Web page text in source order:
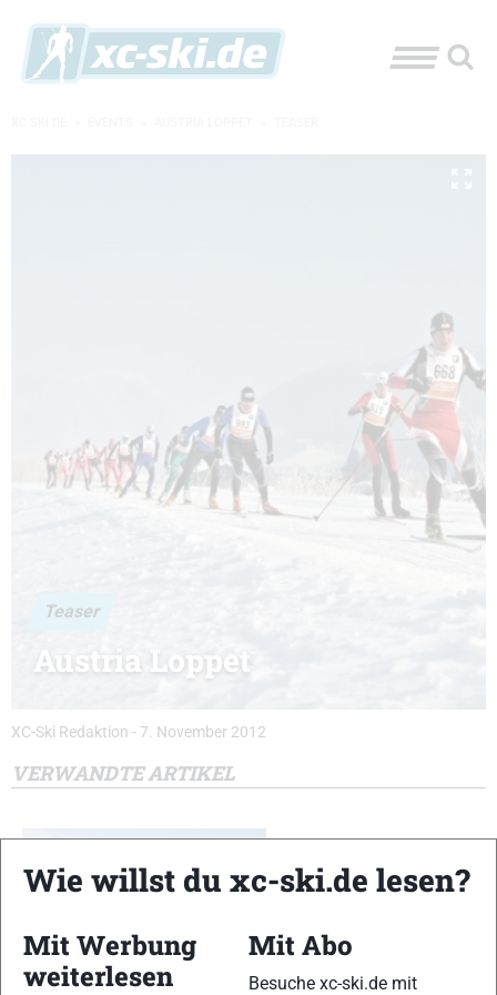
Teaser
Austria Loppet
XC-Ski Redaktion - 7. November 2012
VERWANDTE ARTIKEL
Wie willst du xc-ski.de lesen?
Mit Werbung
weiterlesen
Mit Abo
Besuche xc-ski.de mit